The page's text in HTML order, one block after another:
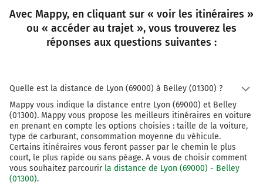
Au rond-point, prendre la 1ère sortie sur Avenue
Hoff et continuer sur 650 mètres
mètres
Au rond-point, prendre la 1ère sortie sur D992
(Boulevard de Verdun) et continuer sur 40 mètres
108 km
1h19 Belley
01300
Avec Mappy, en cliquant sur « voir les itinéraires »
ou « accéder au trajet », vous trouverez les
réponses aux questions suivantes :
Quelle est la distance de Lyon (69000) à Belley (01300) ?
Mappy vous indique la distance entre Lyon (69000) et Belley
(01300). Mappy vous propose les meilleurs itinéraires en voiture
en prenant en compte les options choisies : taille de la voiture,
type de carburant, consommation moyenne du véhicule.
Certains itinéraires vous feront passer par le chemin le plus
court, le plus rapide ou sans péage. A vous de choisir comment
vous souhaitez parcourir la distance de Lyon (69000) - Belley
(01300).